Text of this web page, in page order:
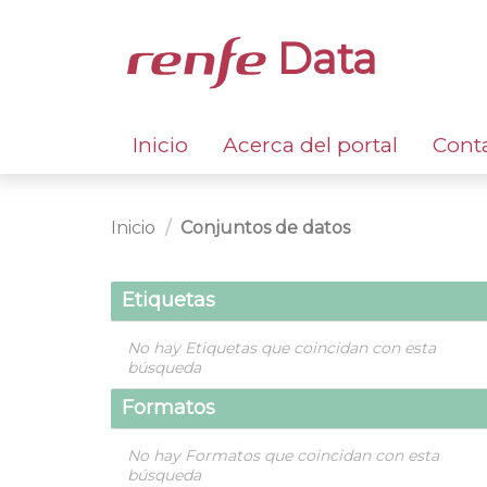
Data
Inicio Acerca del portal
Inicio Conjuntos de datos
Etiquetas
No hay Etiquetas que coincidan con esta
búsqueda
Formatos
No hay Formatos que coincidan con esta
búsqueda